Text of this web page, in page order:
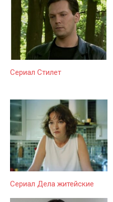
Сериал Стилет
Сериал Дела житейские